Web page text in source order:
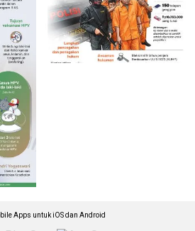
Apps untuk iOS dan Android